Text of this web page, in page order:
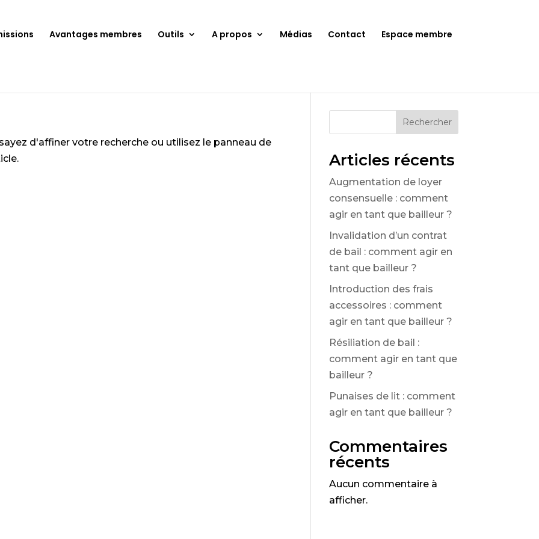
Avantages membres Outils A propos Médias Contact Espace membre
d'affiner votre recherche ou utilisez le panneau de
Rechercher
Articles récents
Augmentation de loyer
consensuelle : comment
agir en tant que bailleur ?
Invalidation d’un contrat
de bail : comment agir en
tant que bailleur ?
Introduction des frais
accessoires : comment
agir en tant que bailleur ?
Résiliation de bail :
comment agir en tant que
bailleur ?
Punaises de lit : comment
agir en tant que bailleur ?
Commentaires
récents
Aucun commentaire à
afficher.